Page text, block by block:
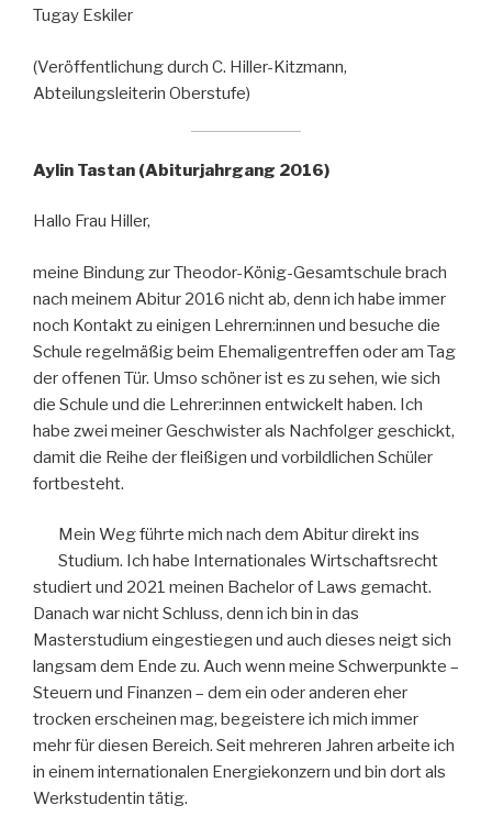
Tugay Eskiler
(Veröffentlichung durch C. Hiller-Kitzmann,
Abteilungsleiterin Oberstufe)
Aylin Tastan (Abiturjahrgang 2016)
Hallo Frau Hiller,
meine Bindung zur Theodor-König-Gesamtschule brach
nach meinem Abitur 2016 nicht ab, denn ich habe immer
noch Kontakt zu einigen Lehrern:innen und besuche die
Schule regelmäßig beim Ehemaligentreffen oder am Tag
der offenen Tür. Umso schöner ist es zu sehen, wie sich
die Schule und die Lehrer:innen entwickelt haben. Ich
habe zwei meiner Geschwister als Nachfolger geschickt,
damit die Reihe der fleißigen und vorbildlichen Schüler
fortbesteht.
Mein Weg führte mich nach dem Abitur direkt ins
Studium. Ich habe Internationales Wirtschaftsrecht
studiert und 2021 meinen Bachelor of Laws gemacht.
Danach war nicht Schluss, denn ich bin in das
Masterstudium eingestiegen und auch dieses neigt sich
langsam dem Ende zu. Auch wenn meine Schwerpunkte –
Steuern und Finanzen – dem ein oder anderen eher
trocken erscheinen mag, begeistere ich mich immer
mehr für diesen Bereich. Seit mehreren Jahren arbeite ich
in einem internationalen Energiekonzern und bin dort als
Werkstudentin tätig.